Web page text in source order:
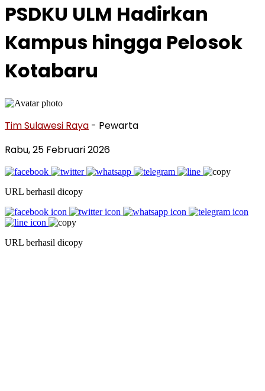
PSDKU ULM Hadirkan
Kampus hingga Pelosok
Kotabaru
Tim Sulawesi Raya - Pewarta
Rabu, 25 Februari 2026
URL berhasil dicopy
URL berhasil dicopy